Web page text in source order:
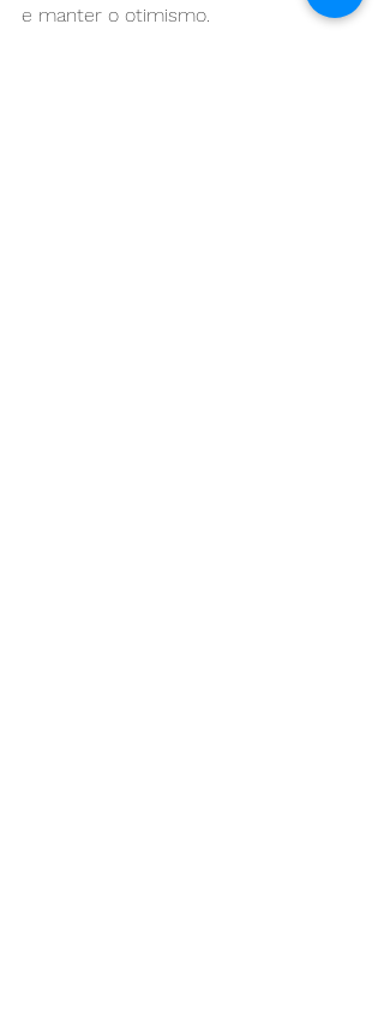
e manter o otimismo.